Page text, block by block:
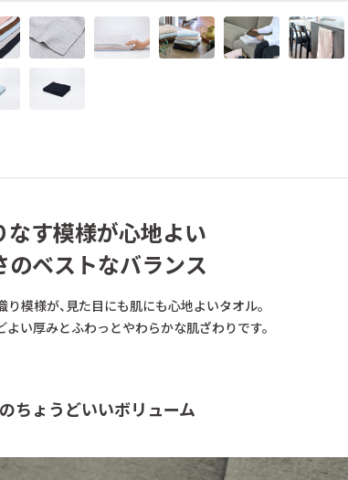
なす模様が心地よい
ベストなバランス
模様が、見た目にも肌にも心地よいタオル。
よい厚みとふわっとやわらかな肌ざわりです。
ちょうどいいボリューム